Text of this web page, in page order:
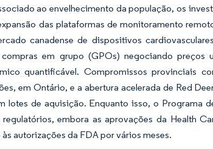
ao envelhecimento da população, os
das plataformas de monitoramento
canadense de dispositivos
em grupo (GPOs) negociando preços
quantificável. Compromissos provinciais
em Ontário, e a abertura acelerada de Red
lotes de aquisição. Enquanto isso, o Programa
embora as aprovações da Health
autorizações da FDA por vários meses.